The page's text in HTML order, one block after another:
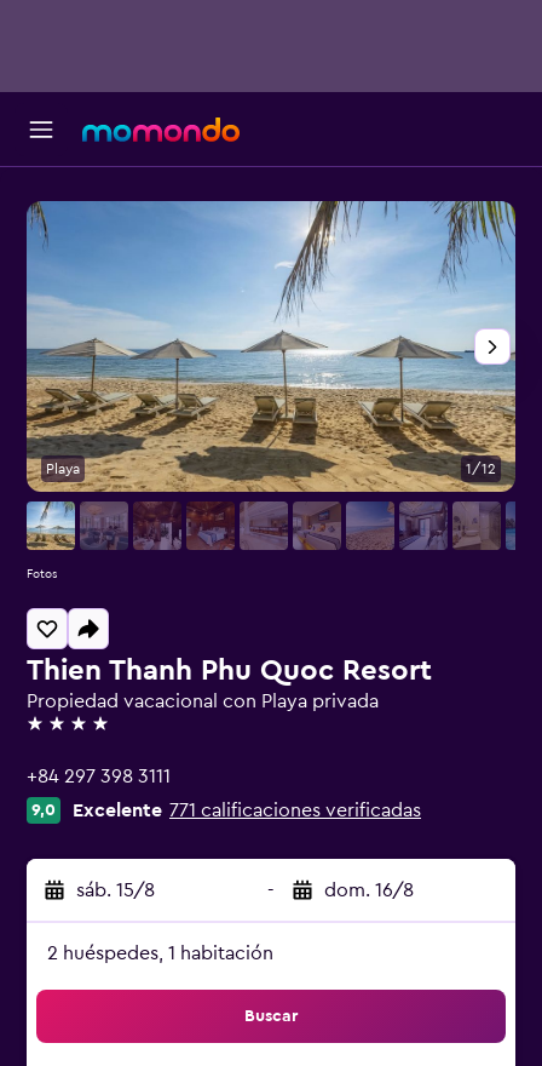
Thien Thanh Phu Quoc Resort
Propiedad vacacional con Playa privada
4 estrellas
+84 297 398 3111
9,0 Excelente 771 calificaciones verificadas
sáb. 15/8 - dom. 16/8
2 huéspedes, 1 habitación
Buscar
Playa 1/12
Fotos